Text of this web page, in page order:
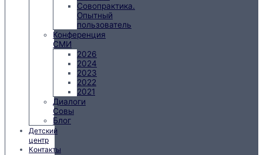
Совопрактика.
Опытный
пользователь
Конференция
СМИ
2026
2024
2023
2022
2021
Диалоги
Совы
Блог
Детский
центр
Контакты